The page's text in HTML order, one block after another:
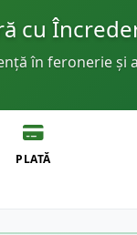
cu
în feronerie și
PLATĂ